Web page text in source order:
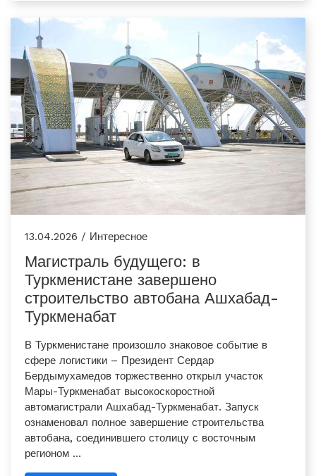
13.04.2026 / Интересное
Магистраль будущего: в
Туркменистане завершено
строительство автобана Ашхабад-
Туркменабат
В Туркменистане произошло знаковое событие в
сфере логистики – Президент Сердар
Бердымухамедов торжественно открыл участок
Мары-Туркменабат высокоскоростной
автомагистрали Ашхабад-Туркменабат. Запуск
ознаменовал полное завершение строительства
автобана, соединившего столицу с восточным
регионом …